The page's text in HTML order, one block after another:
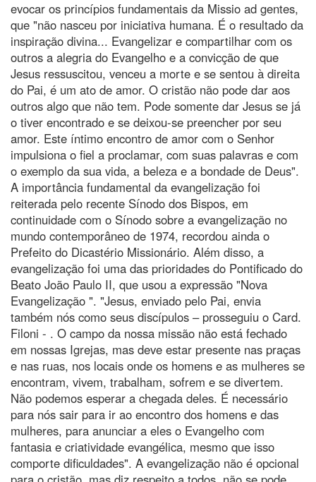
evocar os princípios fundamentais da Missio ad gentes,
que "não nasceu por iniciativa humana. É o resultado da
inspiração divina... Evangelizar e compartilhar com os
outros a alegria do Evangelho e a convicção de que
Jesus ressuscitou, venceu a morte e se sentou à direita
do Pai, é um ato de amor. O cristão não pode dar aos
outros algo que não tem. Pode somente dar Jesus se já
o tiver encontrado e se deixou-se preencher por seu
amor. Este íntimo encontro de amor com o Senhor
impulsiona o fiel a proclamar, com suas palavras e com
o exemplo da sua vida, a beleza e a bondade de Deus".
A importância fundamental da evangelização foi
reiterada pelo recente Sínodo dos Bispos, em
continuidade com o Sínodo sobre a evangelização no
mundo contemporâneo de 1974, recordou ainda o
Prefeito do Dicastério Missionário. Além disso, a
evangelização foi uma das prioridades do Pontificado do
Beato João Paulo II, que usou a expressão "Nova
Evangelização ". "Jesus, enviado pelo Pai, envia
também nós como seus discípulos – prosseguiu o Card.
Filoni - . O campo da nossa missão não está fechado
em nossas Igrejas, mas deve estar presente nas praças
e nas ruas, nos locais onde os homens e as mulheres se
encontram, vivem, trabalham, sofrem e se divertem.
Não podemos esperar a chegada deles. É necessário
para nós sair para ir ao encontro dos homens e das
mulheres, para anunciar a eles o Evangelho com
fantasia e criatividade evangélica, mesmo que isso
comporte dificuldades". A evangelização não é opcional